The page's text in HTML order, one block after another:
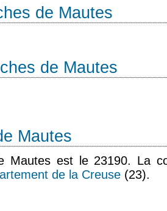
de Mautes
de Mautes
Mautes
Mautes est le 23190. La
de la Creuse (23).